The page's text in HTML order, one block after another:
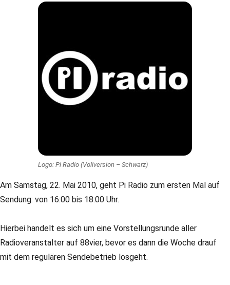
Logo: Pi Radio (Vollversion – Schwarz)
Am Samstag, 22. Mai 2010, geht Pi Radio zum ersten Mal auf
Sendung: von 16:00 bis 18:00 Uhr.
Hierbei handelt es sich um eine Vorstellungsrunde aller
Radioveranstalter auf 88vier, bevor es dann die Woche drauf
mit dem regulären Sendebetrieb losgeht.